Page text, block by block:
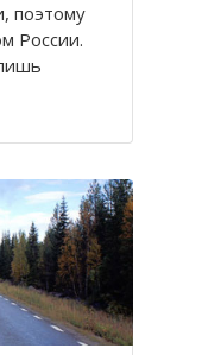
поэтому
России.